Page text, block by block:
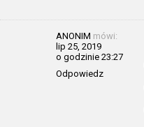
ANONIM mówi:
lip 25, 2019
o godzinie 23:27
Odpowiedz